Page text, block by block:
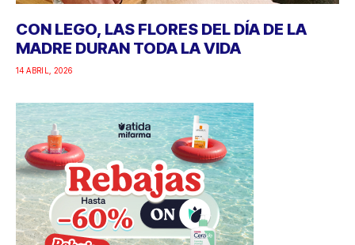
CON LEGO, LAS FLORES DEL DÍA DE LA
MADRE DURAN TODA LA VIDA
14 ABRIL, 2026